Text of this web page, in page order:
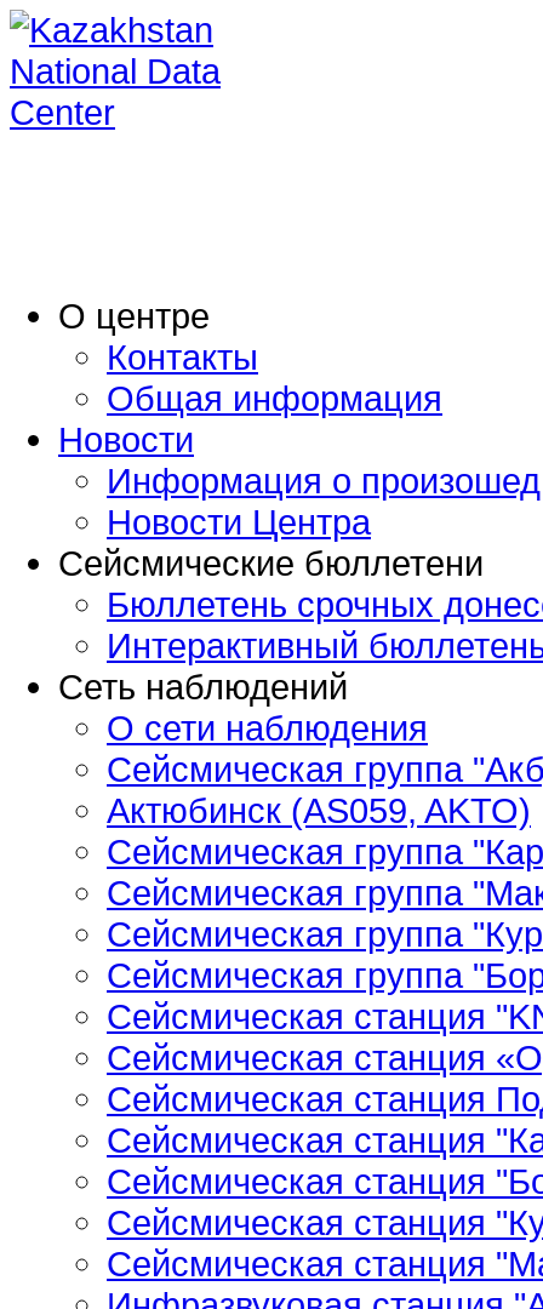
O центре
Контакты
Общая информация
Новости
Информация о
Новости Центра
Сейсмические бюллетени
Бюллетень срочных
Интерактивный
Сеть наблюдений
О сети наблюдения
Сейсмическая группа
Актюбинск (AS059, AKTO)
Сейсмическая группа
Сейсмическая группа
Сейсмическая группа
Сейсмическая группа
Сейсмическая станция
Сейсмическая станция
Сейсмическая станция
Сейсмическая станция
Сейсмическая станция
Сейсмическая станция
Сейсмическая станция